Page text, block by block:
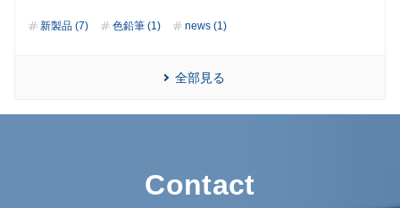
新製品 (7) 色鉛筆 (1) news (1)
全部見る
Contact